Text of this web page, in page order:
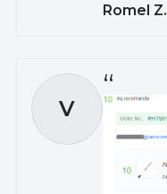
Romel Z.
V